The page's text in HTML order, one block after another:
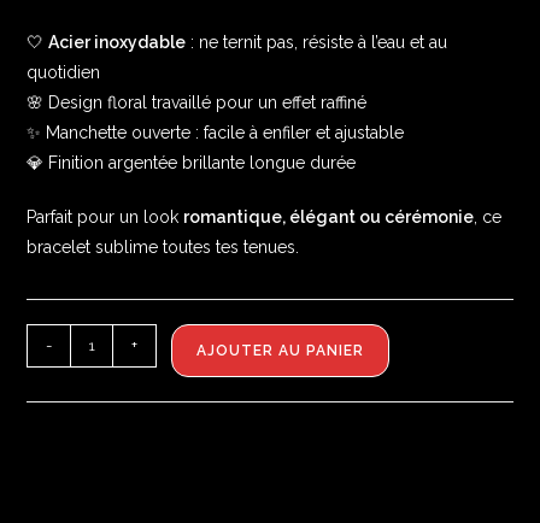
🤍Acier inoxydable : ne ternit pas, résiste à l’eau et au
quotidien
🌸 Design floral travaillé pour un effet raffiné
✨ Manchette ouverte : facile à enfiler et ajustable
💎 Finition argentée brillante longue durée
Parfait pour un look romantique, élégant ou cérémonie, ce
bracelet sublime toutes tes tenues.
- + AJOUTER AU PANIER